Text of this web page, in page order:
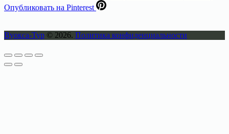
Опубликовать на Pinterest
Вуокса-Тур © 2026. Политика конфиденциальности